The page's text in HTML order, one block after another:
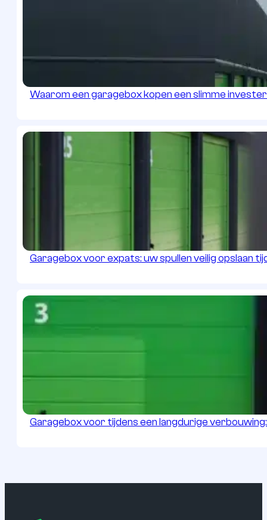
Waarom een garagebox kopen een slimme
Garagebox voor expats: uw spullen veilig opslaan
Garagebox voor tijdens een langdurige